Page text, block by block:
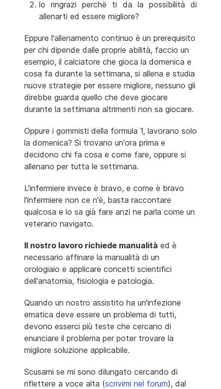
lo ringrazi perchè ti da la possibilità di
allenarti ed essere migliore?
Eppure l'allenamento continuo è un prerequisito
per chi dipende dalle proprie abilità, faccio un
esempio, il calciatore che gioca la domenica e
cosa fa durante la settimana, si allena e studia
nuove strategie per essere migliore, nessuno gli
direbbe guarda quello che deve giocare
durante la settimana altrimenti non sa giocare.
Oppure i gommisti della formula 1, lavorano solo
la domenica? Si trovano un'ora prima e
decidono chi fa cosa e come fare, oppure si
allenano per tutta le settimana.
L'infermiere invece è bravo, e come è bravo
l'infermiere non ce n'è, basta raccontare
qualcosa e lo sa già fare anzi ne parla come un
veterano navigato.
Il nostro lavoro richiede manualità ed è
necessario affinare la manualità di un
orologiaio e applicare concetti scientifici
dell'anatomia, fisiologia e patologia.
Quando un nostro assistito ha un'infezione
ematica deve essere un problema di tutti,
devono esserci più teste che cercano di
enunciare il problema per poter trovare la
migliore soluzione applicabile.
Scusami se mi sono dilungato cercando di
riflettere a voce alta (scrivimi nel forum), dal